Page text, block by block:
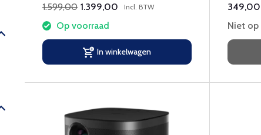
1.599,00 1.399,00 Incl. BTW
Op voorraad
In winkelwagen
349,00
Niet op